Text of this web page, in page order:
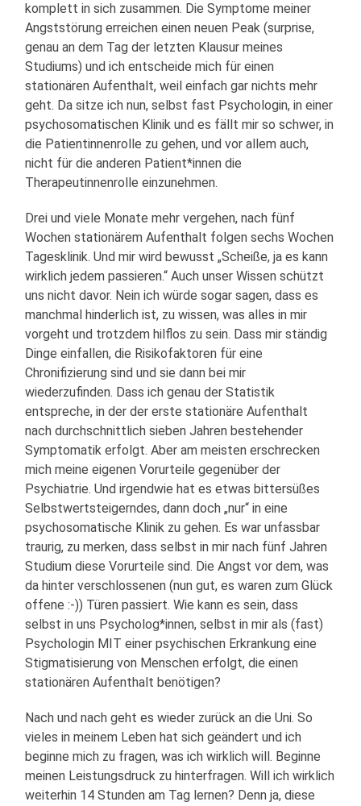
komplett in sich zusammen. Die Symptome meiner
Angststörung erreichen einen neuen Peak (surprise,
genau an dem Tag der letzten Klausur meines
Studiums) und ich entscheide mich für einen
stationären Aufenthalt, weil einfach gar nichts mehr
geht. Da sitze ich nun, selbst fast Psychologin, in einer
psychosomatischen Klinik und es fällt mir so schwer, in
die Patientinnenrolle zu gehen, und vor allem auch,
nicht für die anderen Patient*innen die
Therapeutinnenrolle einzunehmen.
Drei und viele Monate mehr vergehen, nach fünf
Wochen stationärem Aufenthalt folgen sechs Wochen
Tagesklinik. Und mir wird bewusst „Scheiße, ja es kann
wirklich jedem passieren.“ Auch unser Wissen schützt
uns nicht davor. Nein ich würde sogar sagen, dass es
manchmal hinderlich ist, zu wissen, was alles in mir
vorgeht und trotzdem hilflos zu sein. Dass mir ständig
Dinge einfallen, die Risikofaktoren für eine
Chronifizierung sind und sie dann bei mir
wiederzufinden. Dass ich genau der Statistik
entspreche, in der der erste stationäre Aufenthalt
nach durchschnittlich sieben Jahren bestehender
Symptomatik erfolgt. Aber am meisten erschrecken
mich meine eigenen Vorurteile gegenüber der
Psychiatrie. Und irgendwie hat es etwas bittersüßes
Selbstwertsteigerndes, dann doch „nur“ in eine
psychosomatische Klinik zu gehen. Es war unfassbar
traurig, zu merken, dass selbst in mir nach fünf Jahren
Studium diese Vorurteile sind. Die Angst vor dem, was
da hinter verschlossenen (nun gut, es waren zum Glück
offene :-)) Türen passiert. Wie kann es sein, dass
selbst in uns Psycholog*innen, selbst in mir als (fast)
Psychologin MIT einer psychischen Erkrankung eine
Stigmatisierung von Menschen erfolgt, die einen
stationären Aufenthalt benötigen?
Nach und nach geht es wieder zurück an die Uni. So
vieles in meinem Leben hat sich geändert und ich
beginne mich zu fragen, was ich wirklich will. Beginne
meinen Leistungsdruck zu hinterfragen. Will ich wirklich
weiterhin 14 Stunden am Tag lernen? Denn ja, diese